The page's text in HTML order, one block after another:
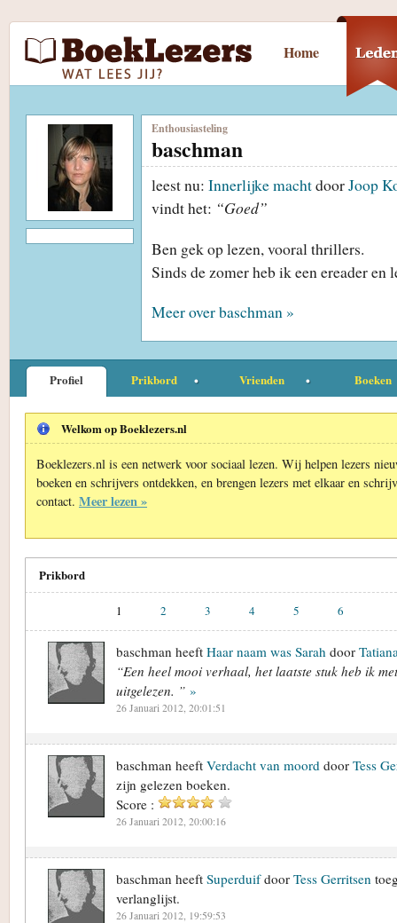
Home
Enthousiasteling
baschman
leest nu: Innerlijke machtdoorJoop
vindt het: “Goed”
Ben gek op lezen, vooral thrillers.
Sinds de zomer heb ik een ereader en
Meer over baschman »
Profiel Prikbord Vrienden Boeken
Welkom op Boeklezers.nl
Boeklezers.nl is een netwerk voor sociaal lezen. Wij helpen lezers
boeken en schrijvers ontdekken, en brengen lezers met elkaar en
contact. Meer lezen »
Prikbord
1 2 3 4 5 6
baschman heeft Haar naam was Sarah door
“Een heel mooi verhaal, het laatste stuk heb ik
uitgelezen. ” »
26 Januari 2012, 20:01:51
baschman heeft Verdacht van moord door Tess
zijn gelezen boeken.
Score :
26 Januari 2012, 20:00:16
baschman heeft Superduifdoor Tess Gerritsen
verlanglijst.
26 Januari 2012, 19:59:53